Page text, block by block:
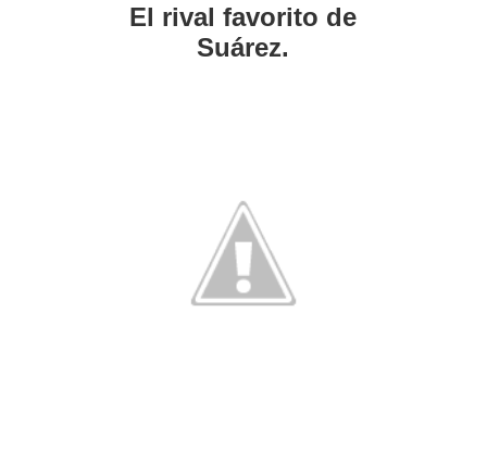
El rival favorito de
Suárez.